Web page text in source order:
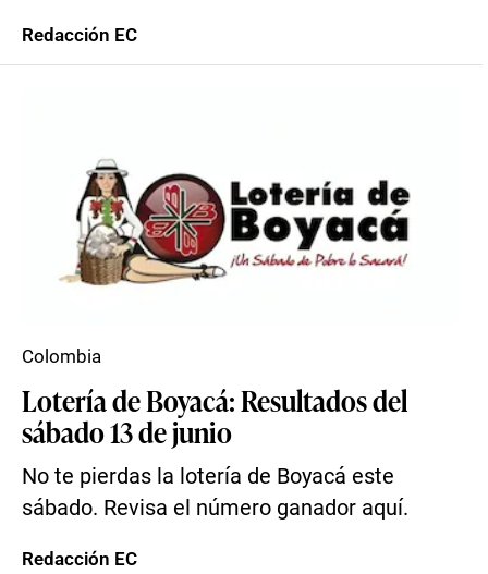
Redacción EC
Lotería de Boyacá: Resultados del
sábado 13 de junio
No te pierdas la lotería de Boyacá este
sábado. Revisa el número ganador aquí.
Colombia
Redacción EC